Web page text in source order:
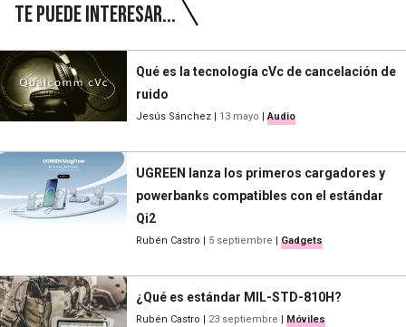
Te puede interesar...
Qué es la tecnología cVc de cancelación de
ruido
Jesús Sánchez | 13 mayo | Audio
UGREEN lanza los primeros cargadores y
powerbanks compatibles con el estándar
Qi2
Rubén Castro | 5 septiembre | Gadgets
¿Qué es estándar MIL-STD-810H?
Rubén Castro | 23 septiembre | Móviles